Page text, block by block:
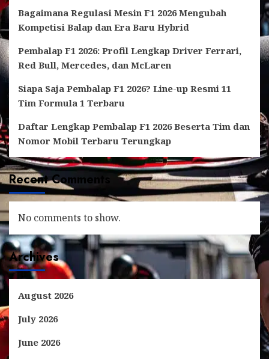
Bagaimana Regulasi Mesin F1 2026 Mengubah
Kompetisi Balap dan Era Baru Hybrid
Pembalap F1 2026: Profil Lengkap Driver Ferrari,
Red Bull, Mercedes, dan McLaren
Siapa Saja Pembalap F1 2026? Line-up Resmi 11
Tim Formula 1 Terbaru
Daftar Lengkap Pembalap F1 2026 Beserta Tim dan
Nomor Mobil Terbaru Terungkap
Recent Comments
No comments to show.
Archives
August 2026
July 2026
June 2026